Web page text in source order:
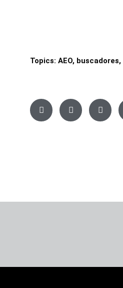
Topics: AEO, buscadores,